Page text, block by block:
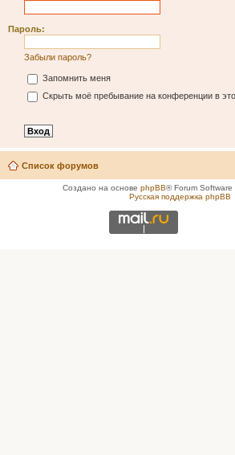
Пароль:
Забыли пароль?
Запомнить меня
Скрыть моё пребывание на конференции в
Список форумов
Создано на основе phpBB® Forum
Русская поддержка phpBB